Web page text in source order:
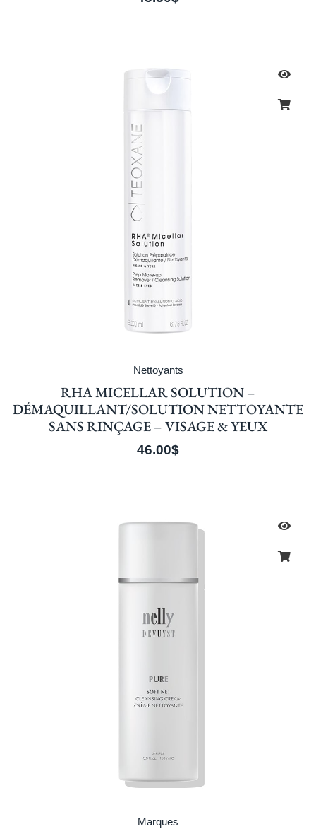
Nettoyants
RHA MICELLAR SOLUTION –
DÉMAQUILLANT/SOLUTION NETTOYANTE
SANS RINÇAGE – VISAGE & YEUX
46.00$
Marques